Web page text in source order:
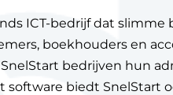
ICT-bedrijf dat
boekhouders en
bedrijven hun
software biedt SnelStart